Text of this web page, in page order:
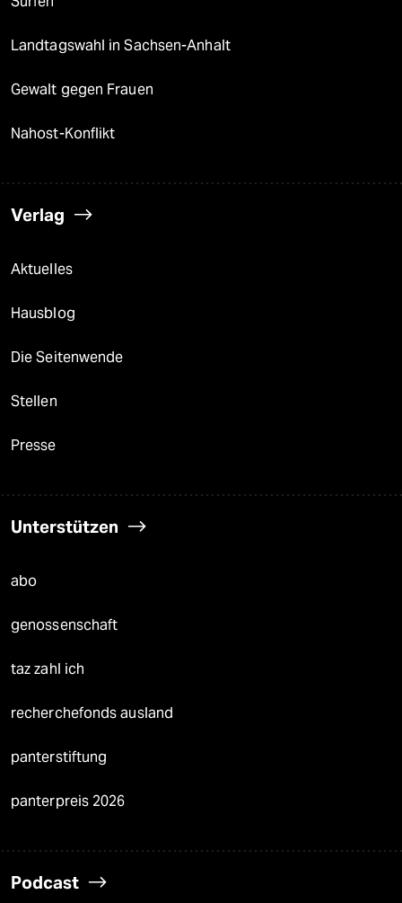
Landtagswahl in Sachsen-Anhalt
Gewalt gegen Frauen
Nahost-Konflikt
Verlag
Aktuelles
Hausblog
Die Seitenwende
Stellen
Presse
Unterstützen
abo
genossenschaft
taz zahl ich
recherchefonds ausland
panterstiftung
panterpreis 2026
Podcast